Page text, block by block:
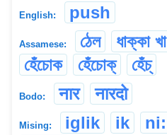
English: push
Assamese: ঠেল ধাক্কা খা
হেঁচোক
হেঁচোক্ হেঁচ্
Bodo: नार नारदो
Mising: iglik ik ni: